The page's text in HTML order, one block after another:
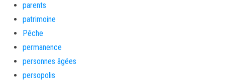
parents
patrimoine
Pêche
permanence
personnes âgées
persopolis